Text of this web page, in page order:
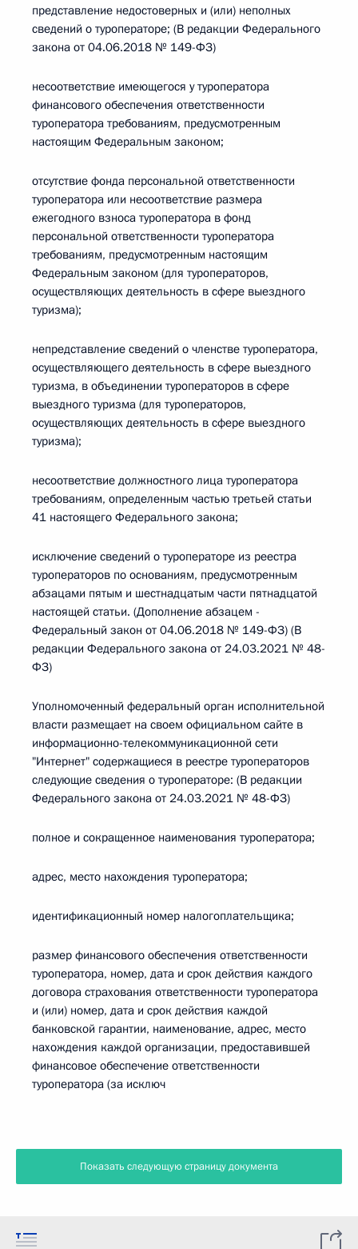
представление недостоверных и (или) неполных
сведений о туроператоре; (В редакции Федерального
закона от 04.06.2018 № 149-ФЗ)
несоответствие имеющегося у туроператора
финансового обеспечения ответственности
туроператора требованиям, предусмотренным
настоящим Федеральным законом;
отсутствие фонда персональной ответственности
туроператора или несоответствие размера
ежегодного взноса туроператора в фонд
персональной ответственности туроператора
требованиям, предусмотренным настоящим
Федеральным законом (для туроператоров,
осуществляющих деятельность в сфере выездного
туризма);
непредставление сведений о членстве туроператора,
осуществляющего деятельность в сфере выездного
туризма, в объединении туроператоров в сфере
выездного туризма (для туроператоров,
осуществляющих деятельность в сфере выездного
туризма);
несоответствие должностного лица туроператора
требованиям, определенным частью третьей статьи
41 настоящего Федерального закона;
исключение сведений о туроператоре из реестра
туроператоров по основаниям, предусмотренным
абзацами пятым и шестнадцатым части пятнадцатой
настоящей статьи. (Дополнение абзацем -
Федеральный закон от 04.06.2018 № 149-ФЗ) (В
редакции Федерального закона от 24.03.2021 № 48-
ФЗ)
Уполномоченный федеральный орган исполнительной
власти размещает на своем официальном сайте в
информационно-телекоммуникационной сети
"Интернет" содержащиеся в реестре туроператоров
следующие сведения о туроператоре: (В редакции
Федерального закона от 24.03.2021 № 48-ФЗ)
полное и сокращенное наименования туроператора;
адрес, место нахождения туроператора;
идентификационный номер налогоплательщика;
размер финансового обеспечения ответственности
туроператора, номер, дата и срок действия каждого
договора страхования ответственности туроператора
и (или) номер, дата и срок действия каждой
банковской гарантии, наименование, адрес, место
нахождения каждой организации, предоставившей
финансовое обеспечение ответственности
туроператора (за исключ
Показать следующую страницу документа